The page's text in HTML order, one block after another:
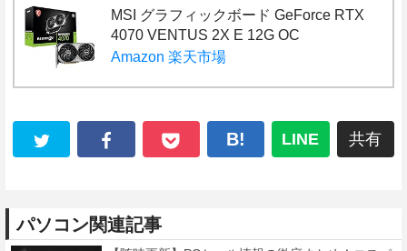
MSI グラフィックボード GeForce RTX
4070 VENTUS 2X E 12G OC
Amazon 楽天市場
B! LINE 共有
パソコン関連記事